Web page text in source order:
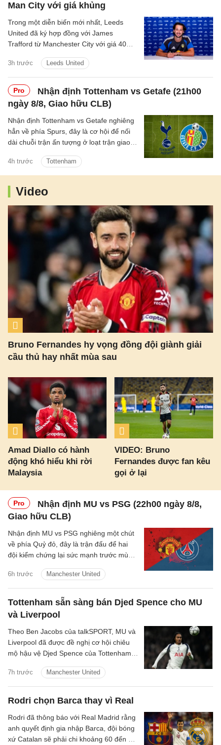
Man City với giá khủng
3h trước Leeds United
Trong một diễn biến mới nhất, Leeds
United đã ký hợp đồng với James
Trafford từ Manchester City với giá 40
sung.
Pro
Nhận định Tottenham vs Getafe (21h00
ngày 8/8, Giao hữu CLB)
4h trước Tottenham
Nhận định Tottenham vs Getafe nghiêng
hẳn về phía Spurs, đây là cơ hội để nối
dài chuỗi trận ấn tượng ở loạt trận giao
Video
Bruno Fernandes hy vọng đồng đội giành giải
cầu thủ hay nhất mùa sau
Amad Diallo có hành
động khó hiểu khi rời
Malaysia
VIDEO: Bruno
Fernandes được fan kêu
gọi ở lại
Pro
Nhận định MU vs PSG (22h00 ngày 8/8,
Giao hữu CLB)
6h trước Manchester United
Nhận định MU vs PSG nghiêng một chút
về phía Quỷ đỏ, đây là trận đấu để hai
đội kiểm chứng lại sức mạnh trước mùa
Tottenham sẵn sàng bán Djed Spence cho MU
và Liverpool
7h trước Manchester United
Theo Ben Jacobs của talkSPORT, MU và
Liverpool đã được đề nghị cơ hội chiêu
mộ hậu vệ Djed Spence của Tottenham
Rodri chọn Barca thay vì Real
Rodri đã thông báo với Real Madrid rằng
anh quyết định gia nhập Barca, đội bóng
xứ Catalan sẽ phải chi khoảng 60 đến 70